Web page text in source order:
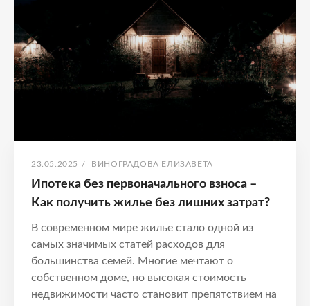
квартиру
легко
ОПУБЛИКОВАНО
23.05.2025 / АВТОР:
ВИНОГРАДОВА ЕЛИЗАВЕТА
Ипотека без первоначального взноса –
Как получить жилье без лишних затрат?
В современном мире жилье стало одной из
самых значимых статей расходов для
большинства семей. Многие мечтают о
собственном доме, но высокая стоимость
недвижимости часто становит препятствием на